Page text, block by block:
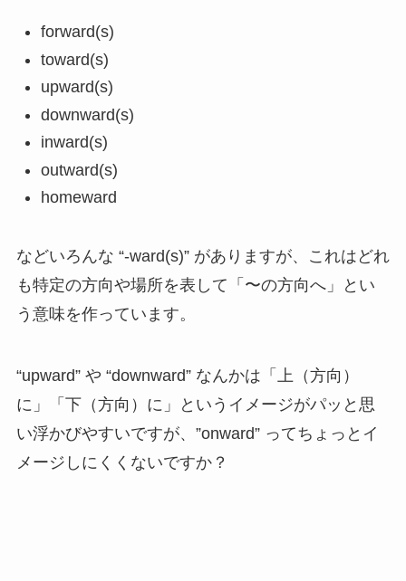
forward(s)
toward(s)
upward(s)
downward(s)
inward(s)
outward(s)
homeward
などいろんな “-ward(s)” がありますが、これはどれ
も特定の方向や場所を表して「〜の方向へ」とい
う意味を作っています。
“upward” や “downward” なんかは「上（方向）
に」「下（方向）に」というイメージがパッと思
い浮かびやすいですが、”onward” ってちょっとイ
メージしにくくないですか？